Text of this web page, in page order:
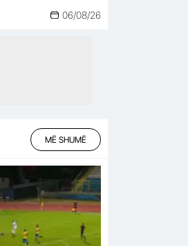
mendonte
06/08/26
MË SHUMË